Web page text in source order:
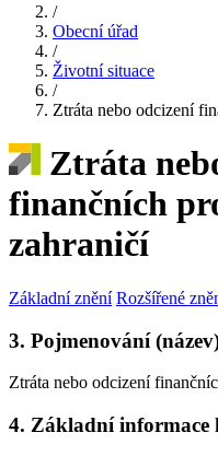
/
Obecní úřad
/
Životní situace
/
Ztráta nebo odcizení
Ztráta
finančních
zahraničí
Základní znění Rozšířené
3. Pojmenování
Ztráta nebo odcizení
4. Základní informace